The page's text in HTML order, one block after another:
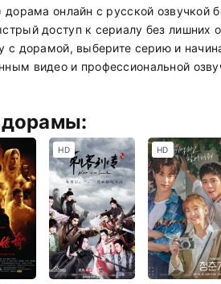
онлайн с русской озвучкой
доступ к сериалу без лишних
с дорамой, выберите серию и
видео и профессиональной
HD HD